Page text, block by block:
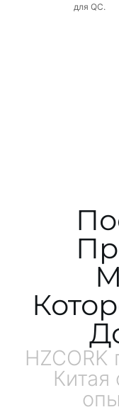
для QC.
HZCORK
Китая